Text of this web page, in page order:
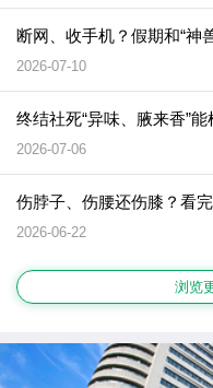
断网、收手机？假期和“神
2026-07-10
终结社死“异味、腋来香”能
2026-07-06
伤脖子、伤腰还伤膝？看
2026-06-22
浏览